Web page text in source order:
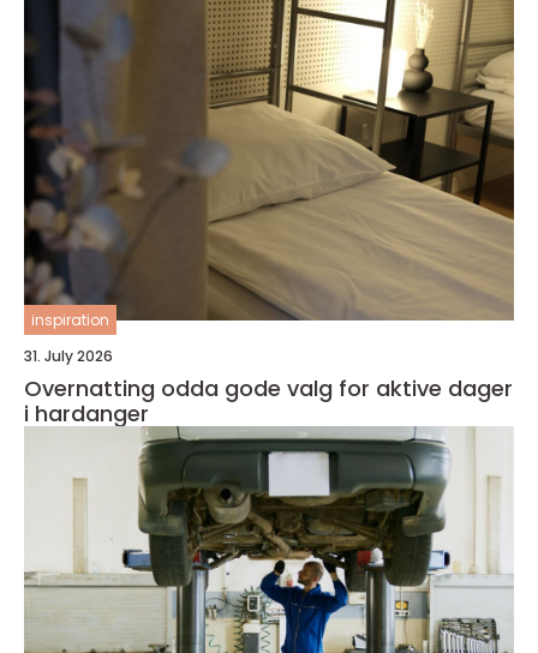
inspiration
31. July 2026
Overnatting odda gode valg for aktive dager
i hardanger